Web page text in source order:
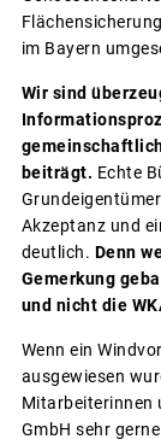
im Bayern
Wir sind
beiträgt. Echte
Akzeptanz und
deutlich. Denn
Gemerkung
und nicht die
Wenn ein
ausgewiesen
Mitarbeiterinnen
GmbH sehr